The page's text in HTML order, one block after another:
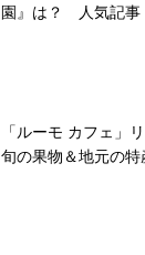
園』は？ 人気記事
「ルーモ カフェ」
旬の果物＆地元の